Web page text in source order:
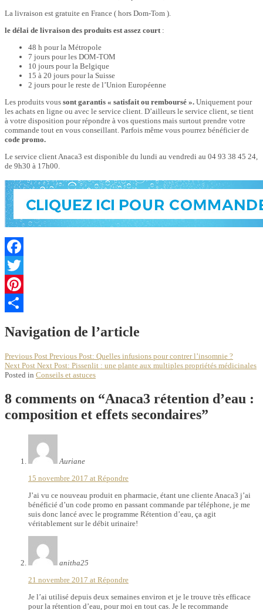
La livraison est gratuite en France ( hors Dom-Tom ).
le délai de livraison des produits est assez court :
48 h pour la Métropole
7 jours pour les DOM-TOM
10 jours pour la Belgique
15 à 20 jours pour la Suisse
2 jours pour le reste de l’Union Européenne
Les produits vous sont garantis « satisfait ou remboursé ». Uniquement pour
les achats en ligne ou avec le service client. D’ailleurs le service client, se tient
à votre disposition pour répondre à vos questions mais surtout prendre votre
commande tout en vous conseillant. Parfois même vous pourrez bénéficier de
code promo.
Le service client Anaca3 est disponible du lundi au vendredi au 04 93 38 45 24,
de 9h30 à 17h00.
Facebook
Twitter
Pinterest
Navigation de l’article
Previous Post Previous Post: Quelles infusions pour contrer l’insomnie ?
Next Post Next Post: Pissenlit : une plante aux multiples propriétés médicinales
Posted in Conseils et astuces
8 comments on “Anaca3 rétention d’eau :
composition et effets secondaires”
Auriane
15 novembre 2017 at Répondre
J’ai vu ce nouveau produit en pharmacie, étant une cliente Anaca3 j’ai
bénéficié d’un code promo en passant commande par téléphone, je me
suis donc lancé avec le programme Rétention d’eau, ça agit
véritablement sur le débit urinaire!
anitha25
21 novembre 2017 at Répondre
Je l’ai utilisé depuis deux semaines environ et je le trouve très efficace
pour la rétention d’eau, pour moi en tout cas. Je le recommande